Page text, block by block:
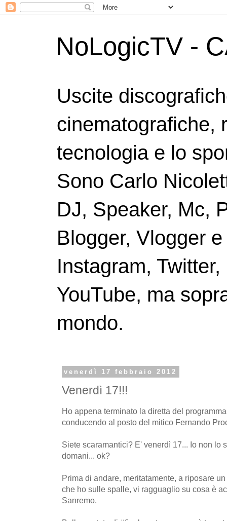
NoLogicTV -
Uscite
cinematografiche,
tecnologia e lo
Sono Carlo
DJ, Speaker, Mc,
Blogger, Vlogger
Instagram,
YouTube, ma
mondo.
venerdì 17 febbraio 2012
Venerdì 17!!!
Ho appena terminato la diretta del
conducendo al posto del mitico Fernando
Siete scaramantici? E' venerdì 17... Io non lo
domani... ok?
Prima di andare, meritatamente, a riposare
che ho sulle spalle, vi ragguaglio su cosa è
Sanremo.